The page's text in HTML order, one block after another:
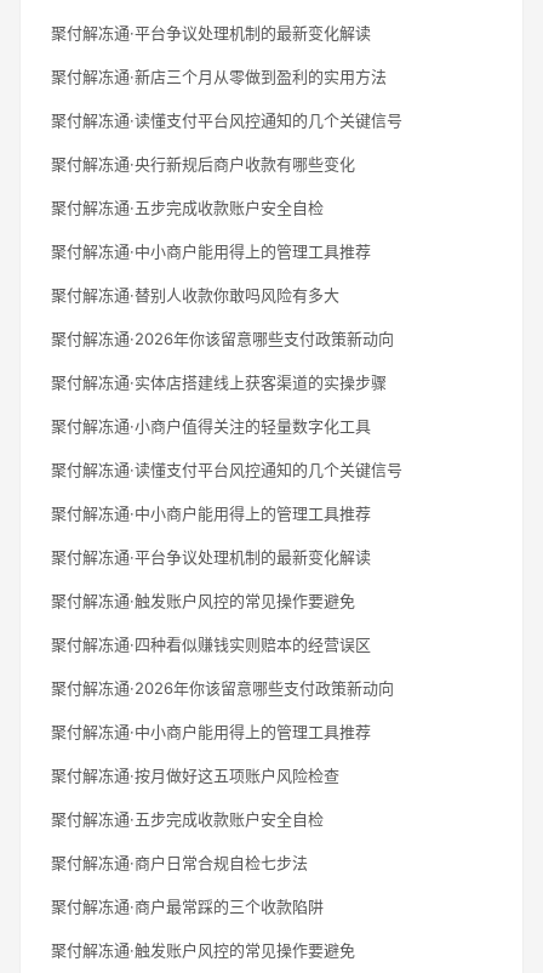
聚付解冻通·平台争议处理机制的最新变化解读
聚付解冻通·新店三个月从零做到盈利的实用方法
聚付解冻通·读懂支付平台风控通知的几个关键信号
聚付解冻通·央行新规后商户收款有哪些变化
聚付解冻通·五步完成收款账户安全自检
聚付解冻通·中小商户能用得上的管理工具推荐
聚付解冻通·替别人收款你敢吗风险有多大
聚付解冻通·2026年你该留意哪些支付政策新动向
聚付解冻通·实体店搭建线上获客渠道的实操步骤
聚付解冻通·小商户值得关注的轻量数字化工具
聚付解冻通·读懂支付平台风控通知的几个关键信号
聚付解冻通·中小商户能用得上的管理工具推荐
聚付解冻通·平台争议处理机制的最新变化解读
聚付解冻通·触发账户风控的常见操作要避免
聚付解冻通·四种看似赚钱实则赔本的经营误区
聚付解冻通·2026年你该留意哪些支付政策新动向
聚付解冻通·中小商户能用得上的管理工具推荐
聚付解冻通·按月做好这五项账户风险检查
聚付解冻通·五步完成收款账户安全自检
聚付解冻通·商户日常合规自检七步法
聚付解冻通·商户最常踩的三个收款陷阱
聚付解冻通·触发账户风控的常见操作要避免